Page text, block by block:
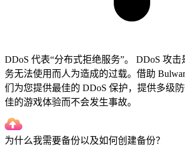
DDoS 代表“分布式拒绝服务”。 DDoS 攻
务无法使用而人为造成的过载。借助
们为您提供最佳的 DDoS 保护，提供多级
佳的游戏体验而不会发生事故。
为什么我需要备份以及如何创建备份？